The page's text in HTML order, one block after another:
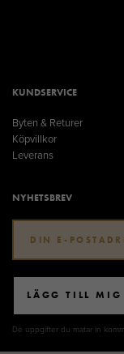
KUNDSERVICE
Byten & Returer
Köpvillkor
Leverans
NYHETSBREV
LÄGG TILL MIG
De uppgifter du matar in